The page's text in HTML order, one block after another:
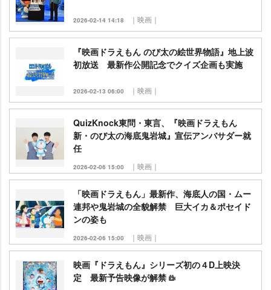
2026-02-14 14:18 ｜映画｜
『映画ドラえもん のび太の絵世界物語』地上波
初放送 最新作公開記念でクイズ企画も実施
2026-02-13 06:00 ｜映画｜
QuizKnock東問・東言、『映画ドラえもん
新・のび太の海底鬼岩城』宣伝アンバサダー就
任
2026-02-06 15:00 ｜映画｜
「映画ドラえもん」最新作、海底人の国・ムー
連邦や鬼岩城の全貌解禁 巨大イカ＆ポセイド
ンの姿も
2026-02-06 15:00 ｜映画｜
映画『ドラえもん』シリーズ初の４D上映決
定 最新予告映像が解禁